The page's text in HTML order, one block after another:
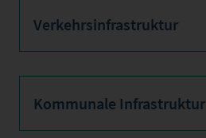
Verkehrsinfrastruktur
Kommunale Infrastruktur